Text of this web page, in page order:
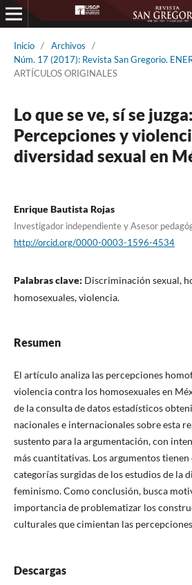
Inicio / Archivos
/
Núm. 17 (2017): Revista San Gregorio.
ARTÍCULOS ORIGINALES
Lo que se ve, sí se juzga:
Percepciones y
diversidad sexual en
Enrique Bautista Rojas
Investigador independiente y Asesor
http://orcid.org/0000-0003-1596-4534
Palabras clave: Discriminación sexual,
homosexuales, violencia.
Resumen
El artículo analiza las percepciones
violencia contra los homosexuales en
de la consulta de datos estadísticos
nacionales e internacionales sobre esta
sustento para la argumentación, con
más cuantitativas. Los argumentos
categorías surgidas de los estudios de la
feminismo. Como conclusión, busca
importancia de problematizar los
culturales que cimientan las
Descargas